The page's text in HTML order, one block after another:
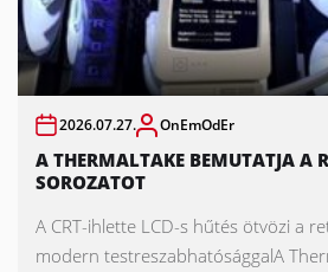
2026.07.27. OnEmOdEr
A THERMALTAKE BEMUTATJA A
SOROZATOT
A CRT-ihlette LCD-s hűtés ötvözi a
modern testreszabhatósággalA